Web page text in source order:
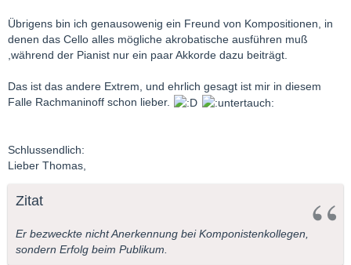
Übrigens bin ich genausowenig ein Freund von Kompositionen, in
denen das Cello alles mögliche akrobatische ausführen muß
,während der Pianist nur ein paar Akkorde dazu beiträgt.
Das ist das andere Extrem, und ehrlich gesagt ist mir in diesem
Falle Rachmaninoff schon lieber.
Schlussendlich:
Lieber Thomas,
Zitat
Er bezweckte nicht Anerkennung bei Komponistenkollegen,
sondern Erfolg beim Publikum.